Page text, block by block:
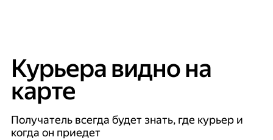
Курьера видно на
карте
Получатель всегда будет знать, где курьер и
когда он приедет